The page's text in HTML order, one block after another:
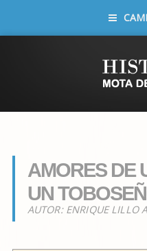
AMORES DE
UN
AUTOR: ENRIQUE LILLO